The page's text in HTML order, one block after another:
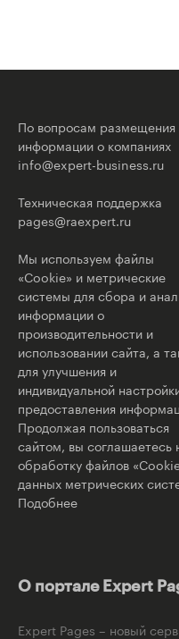
По вопросам размещения
информации о компаниях
info@expert-business.ru
Техническая поддержка
pages@raexpert.ru
Мы используем файлы
«Cookie» и метрические
системы для сбора и
информации о
производительности и
использовании сайта, а
для улучшения и
индивидуальной
предоставления
Продолжая пользоваться
сайтом, вы соглашаетесь
обработку файлов
данных метрических
Подобнее
О портале Expert
Expert Pages – новый